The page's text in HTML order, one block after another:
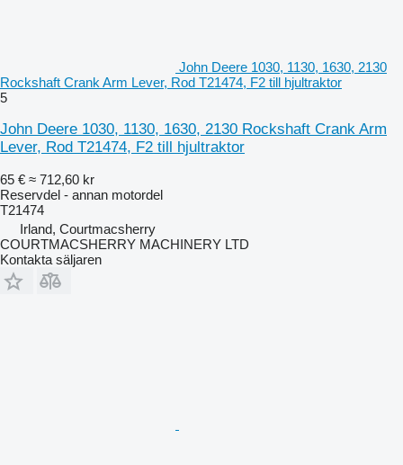
John Deere 1030, 1130, 1630, 2130
Rockshaft Crank Arm Lever, Rod T21474, F2 till hjultraktor
5
John Deere 1030, 1130, 1630, 2130 Rockshaft Crank Arm
Lever, Rod T21474, F2 till hjultraktor
65 € ≈ 712,60 kr
Reservdel - annan motordel
T21474
Irland, Courtmacsherry
COURTMACSHERRY MACHINERY LTD
Kontakta säljaren